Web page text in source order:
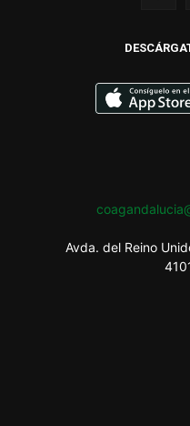
Avda. del Reino